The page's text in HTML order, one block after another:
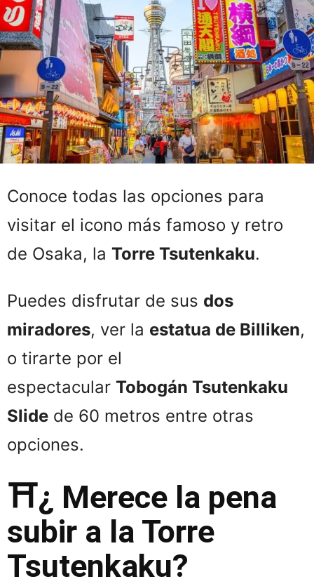
Conoce todas las opciones para
visitar el icono más famoso y retro
de Osaka, la Torre Tsutenkaku.
Puedes disfrutar de sus dos
miradores, ver la estatua de Billiken,
o tirarte por el
espectacular Tobogán Tsutenkaku
Slide de 60 metros entre otras
opciones.
⛩️¿ Merece la pena
subir a la Torre
Tsutenkaku?